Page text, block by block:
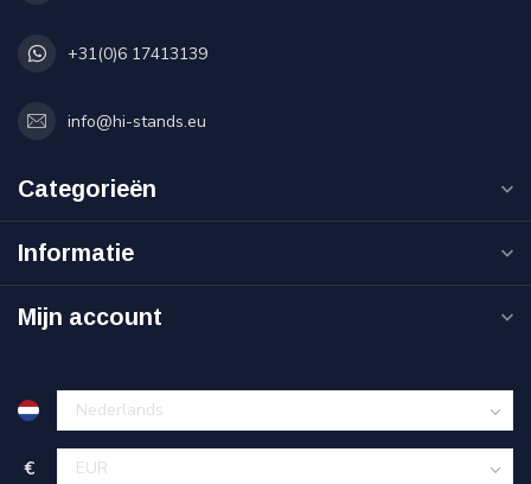
+31(0)6 17413139
info@hi-stands.eu
Categorieën
Informatie
Mijn account
€